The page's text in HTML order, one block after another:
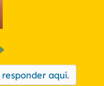
aquí.